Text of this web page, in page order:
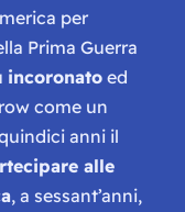
per
Prima Guerra
incoronato ed
come un
anni il
alle
, a sessant’anni,